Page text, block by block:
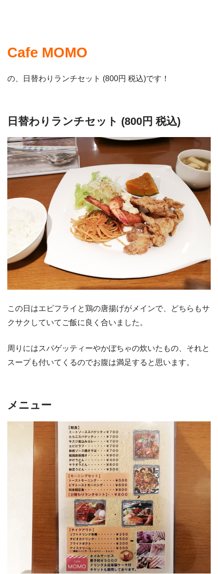
Cafe MOMO
の、日替わりランチセット (800円 税込)です！
日替わりランチセット (800円 税込)
この日はエビフライと鶏の唐揚げがメインで、どちらもサ
クサクしていてご飯に良く合いました。
周りにはスパゲッティーやかぼちゃの炊いたもの、それと
スープも付いてくるのでお腹は満足すると思います。
メニュー